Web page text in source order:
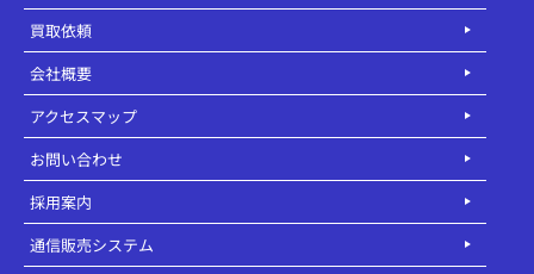
買取依頼
会社概要
アクセスマップ
お問い合わせ
採用案内
通信販売システム